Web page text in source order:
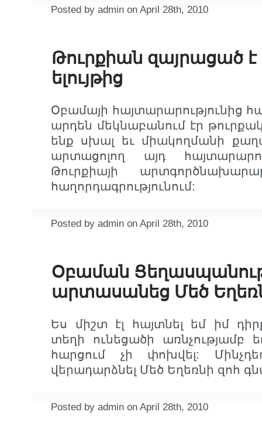
Posted by admin on April 28th, 2010
Թուրքիան զայրացած
ելույթից
Օբամայի հայտարարությունից
արդեն մեկնաբանում էր
ենք սխալ եւ միակողմանի
արտացոլող այդ
Թուրքիայի
հաղորդագրությունում:
Posted by admin on April 28th, 2010
Օբաման
արտասանեց Մեծ
Ես միշտ էլ հայտնել եմ իմ
տեղի ունեցածի առնչությամբ
հարցում չի փոխվել:
վերադարձնել Մեծ Եղեռնի զոհ
Posted by admin on April 28th, 2010